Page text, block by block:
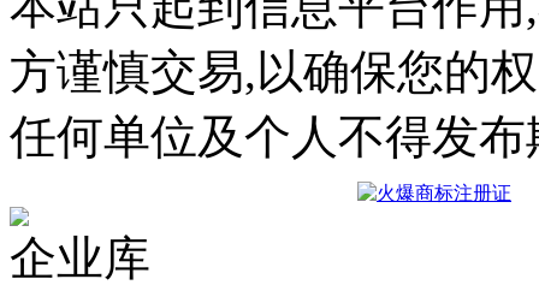
方谨慎交易,以确保您的
任何单位及个人不得发
企业库